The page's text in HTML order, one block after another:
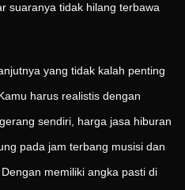
suaranya tidak hilang terbawa
yang tidak kalah penting
harus realistis dengan
sendiri, harga jasa hiburan
pada jam terbang musisi dan
memiliki angka pasti di